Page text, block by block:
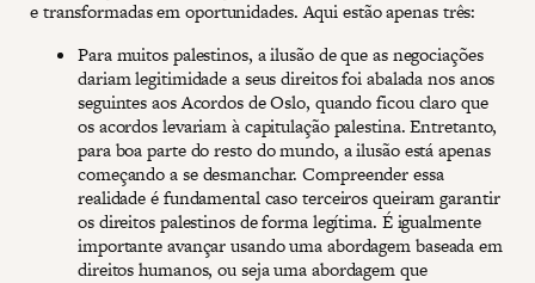
e transformadas em oportunidades. Aqui estão apenas três:
Para muitos palestinos, a ilusão de que as negociações
dariam legitimidade a seus direitos foi abalada nos anos
seguintes aos Acordos de Oslo, quando ficou claro que
os acordos levariam à capitulação palestina. Entretanto,
para boa parte do resto do mundo, a ilusão está apenas
começando a se desmanchar. Compreender essa
realidade é fundamental caso terceiros queiram garantir
os direitos palestinos de forma legítima. É igualmente
importante avançar usando uma abordagem baseada em
direitos humanos, ou seja uma abordagem que